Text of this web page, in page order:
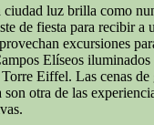
ciudad luz brilla como
de fiesta para recibir a
excursiones
Elíseos iluminados
Eiffel. Las cenas de
otra de las